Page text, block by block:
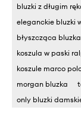
bluzki z długim
eleganckie bluzki
błyszcząca bluzka
koszula w paski
koszule marco
morgan bluzka
only bluzki